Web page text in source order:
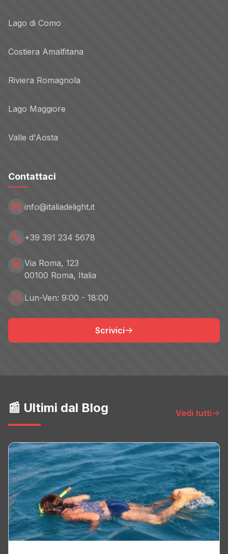
Lago di Como
Costiera Amalfitana
Riviera Romagnola
Lago Maggiore
Valle d'Aosta
Contattaci
info@italiadelight.it
+39 391 234 5678
Via Roma, 123
00100 Roma, Italia
Lun-Ven: 9:00 - 18:00
Scrivici
📰 Ultimi dal Blog Vedi tutti